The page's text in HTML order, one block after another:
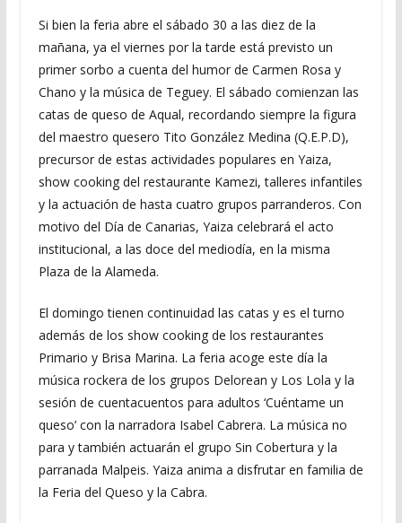
Si bien la feria abre el sábado 30 a las diez de la
mañana, ya el viernes por la tarde está previsto un
primer sorbo a cuenta del humor de Carmen Rosa y
Chano y la música de Teguey. El sábado comienzan las
catas de queso de Aqual, recordando siempre la figura
del maestro quesero Tito González Medina (Q.E.P.D),
precursor de estas actividades populares en Yaiza,
show cooking del restaurante Kamezi, talleres infantiles
y la actuación de hasta cuatro grupos parranderos. Con
motivo del Día de Canarias, Yaiza celebrará el acto
institucional, a las doce del mediodía, en la misma
Plaza de la Alameda.
El domingo tienen continuidad las catas y es el turno
además de los show cooking de los restaurantes
Primario y Brisa Marina. La feria acoge este día la
música rockera de los grupos Delorean y Los Lola y la
sesión de cuentacuentos para adultos ‘Cuéntame un
queso’ con la narradora Isabel Cabrera. La música no
para y también actuarán el grupo Sin Cobertura y la
parranada Malpeis. Yaiza anima a disfrutar en familia de
la Feria del Queso y la Cabra.